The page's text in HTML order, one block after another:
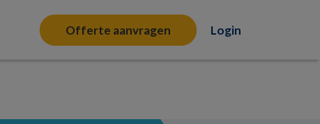
Offerte aanvragen Login